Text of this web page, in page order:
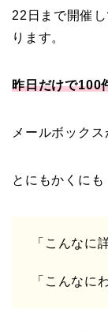
22日まで開催
ります。
昨日だけで100
メールボック
とにもかくにも
「こんなに
「こんなに